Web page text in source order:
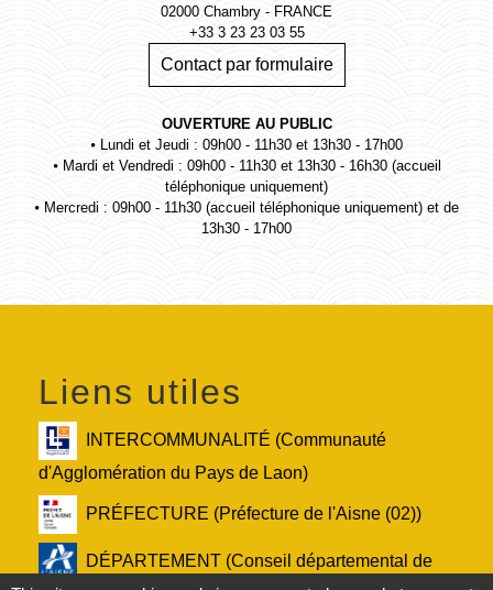
02000 Chambry - FRANCE
+33 3 23 23 03 55
Contact par formulaire
OUVERTURE AU PUBLIC
⦁ Lundi et Jeudi : 09h00 - 11h30 et 13h30 - 17h00
⦁ Mardi et Vendredi : 09h00 - 11h30 et 13h30 - 16h30 (accueil
téléphonique uniquement)
⦁ Mercredi : 09h00 - 11h30 (accueil téléphonique uniquement) et de
13h30 - 17h00
Liens utiles
INTERCOMMUNALITÉ (Communauté
d'Agglomération du Pays de Laon)
PRÉFECTURE (Préfecture de l'Aisne (02))
DÉPARTEMENT (Conseil départemental de